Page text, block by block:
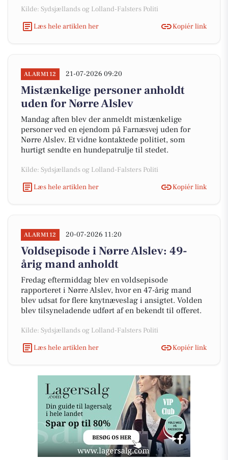
Kilde: Sydsjællands og Lolland-Falsters Politi
Læs hele artiklen her
Kopiér link
ALARM112 21-07-2026 09:20
Mistænkelige personer anholdt
uden for Nørre Alslev
Mandag aften blev der anmeldt mistænkelige
personer ved en ejendom på Farnæsvej uden for
Nørre Alslev. Et vidne kontaktede politiet, som
hurtigt sendte en hundepatrulje til stedet.
Kilde: Sydsjællands og Lolland-Falsters Politi
Læs hele artiklen her
Kopiér link
ALARM112 20-07-2026 11:20
Voldsepisode i Nørre Alslev: 49-
årig mand anholdt
Fredag eftermiddag blev en voldsepisode
rapporteret i Nørre Alslev, hvor en 47-årig mand
blev udsat for flere knytnæveslag i ansigtet. Volden
blev tilsyneladende udført af en bekendt til offeret.
Kilde: Sydsjællands og Lolland-Falsters Politi
Læs hele artiklen her
Kopiér link